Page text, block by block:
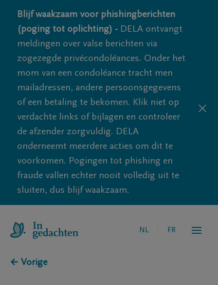
Blijf waakzaam voor phishingberichten
(poging tot oplichting) - DELA ontvangt
meldingen over valse berichten via
zogezegde privécondoléances. Onder het
mom van een condoléance tracht men
mailadressen, andere persoonsgegevens
of een betaling te bekomen. Klik niet op
verdachte links of bijlagen en controleer
de afzender zorgvuldig. DELA
onderneemt meerdere acties om dit te
voorkomen. Pogingen tot phishing en
fraude vallen echter nooit volledig uit te
sluiten, dus blijf waakzaam.
NL FR
← Vorige